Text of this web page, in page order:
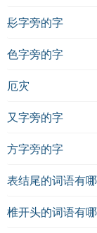
髟字旁的字
色字旁的字
厄灾
又字旁的字
方字旁的字
表结尾的词语有
椎开头的词语有